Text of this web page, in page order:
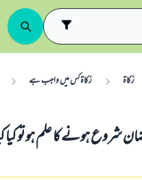
زکاۃ زکاۃ کس میں واجب ہے
ہونے كا علم ہو تو كيا